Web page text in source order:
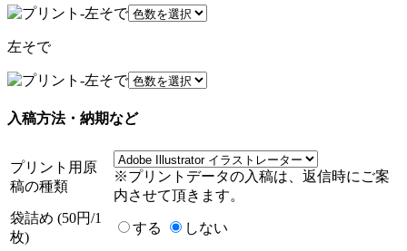
左そで
入稿方法・納期など
プリント用原
稿の種類
※プリントデータの入稿は、返信時にご案
内させて頂きます。
袋詰め (50円/1
枚)
する しない